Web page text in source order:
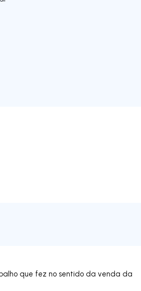
que fez no sentido da venda da